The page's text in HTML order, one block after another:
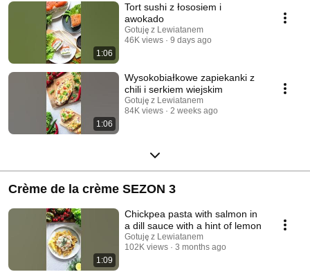
1:06
Tort sushi z łososiem i
awokado
Gotuję z Lewiatanem
46K views
9 days ago
1:06
Wysokobiałkowe zapiekanki z
chili i serkiem wiejskim
Gotuję z Lewiatanem
84K views
2 weeks ago
Crème de la crème SEZON 3
1:09
Chickpea pasta with salmon in
a dill sauce with a hint of lemon
Gotuję z Lewiatanem
102K views
3 months ago